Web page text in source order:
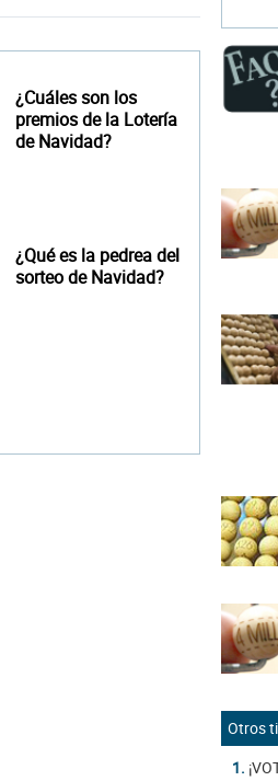
¿Cuáles son los
premios de la Lotería
de Navidad?
¿Qué es la pedrea del
sorteo de Navidad?
Otros
1.